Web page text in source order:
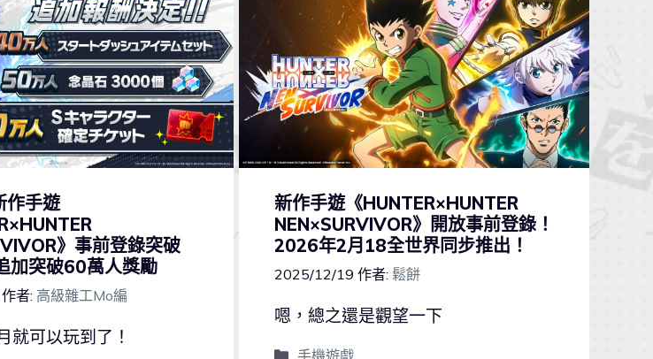
作手遊
》事前登錄突破
加突破60萬人獎勵
作者: 高級雜工Mo編
就可以玩到了！
新作手遊《HUNTER×HUNTER
NEN×SURVIVOR》開放事前登錄！
2026年2月18全世界同步推出！
2025/12/19 作者: 鬆餅
嗯，總之還是觀望一下
手機遊戲